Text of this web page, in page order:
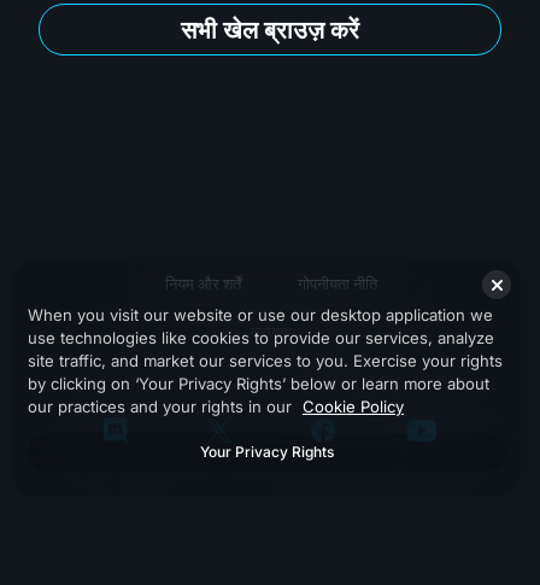
सभी खेल ब्राउज़ करें
नियम और शर्तें गोपनीयता नीति
सहायता
When you visit our website or use our desktop application we
use technologies like cookies to provide our services, analyze
site traffic, and market our services to you. Exercise your rights
by clicking on ‘Your Privacy Rights’ below or learn more about
our practices and your rights in our Cookie Policy
Your Privacy Rights